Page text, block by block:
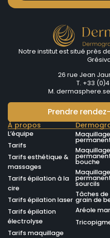
Notre institut est situé près
26 rue Jean
T. +33 (0)4
M.
Prendre
À propos
L’équipe
Tarifs
Tarifs esthétique &
massages
Tarifs épilation à la
cire
Tarifs épilation laser
Tarifs épilation
électrolyse
Tarifs maquillage
Maquillage
Maquillage
bouche
Maquillage
sourcils
Tâches
grain de
Aréole